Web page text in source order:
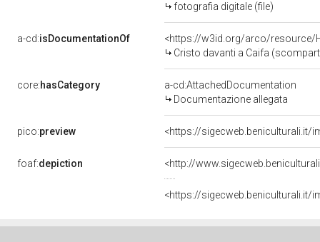
fotografia digitale (file)
a-cd:isDocumentationOf
<https://w3id.org/arco/resource/
Cristo davanti a Caifa
core:hasCategory
a-cd:AttachedDocumentation
Documentazione allegata
pico:preview <https://sigecweb.beniculturali.it/
foaf:depiction <http://
<https://sigecweb.beniculturali.it/